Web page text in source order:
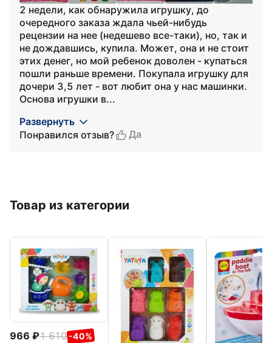
2 недели, как обнаружила игрушку, до
очередного заказа ждала чьей-нибудь
рецензии на нее (недешево все-таки), но, так и
не дождавшись, купила. Может, она и не стоит
этих денег, но мой ребенок доволен - купаться
пошли раньше времени. Покупала игрушку для
дочери 3,5 лет - вот любит она у нас машинки.
Основа игрушки в...
Развернуть
Понравился отзыв?
Да
Товар из категории
966 1 610 -40%